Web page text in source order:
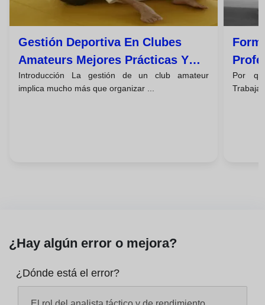
Gestión Deportiva En Clubes
Amateurs Mejores Prácticas Y
Casos Reales
Introducción La gestión de un club amateur
implica mucho más que organizar ...
Por
¿Hay algún error o mejora?
¿Dónde está el error?